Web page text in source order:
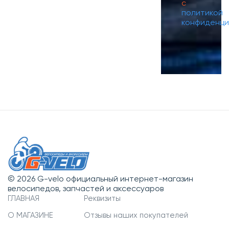
с
политикой
© 2026 G-velo официальный интернет-магазин
велосипедов, запчастей и аксессуаров
ГЛАВНАЯ
О МАГАЗИНЕ
Реквизиты
Отзывы наших покупателей